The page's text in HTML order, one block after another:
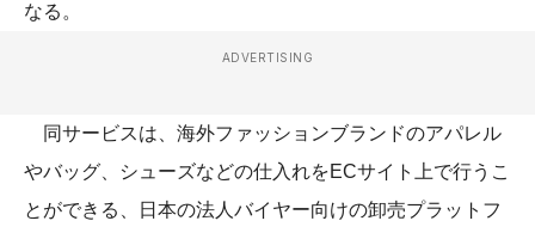
なる。
ADVERTISING
同サービスは、海外ファッションブランドのアパレル
やバッグ、シューズなどの仕入れをECサイト上で行うこ
とができる、日本の法人バイヤー向けの卸売プラットフ